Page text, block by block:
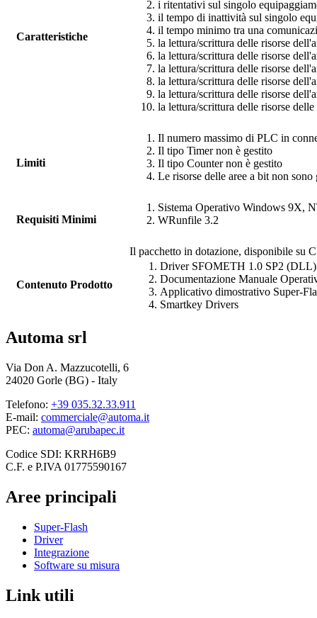
Caratteristiche
i ritentativi sul singolo
il tempo di inattività sul singolo
il tempo minimo tra una
la lettura/scrittura delle risorse
la lettura/scrittura delle risorse
la lettura/scrittura delle risorse
la lettura/scrittura delle risorse
la lettura/scrittura delle risorse
la lettura/scrittura delle risorse
Limiti
Il numero massimo di PLC in
Il tipo Timer non è gestito
Il tipo Counter non è gestito
Le risorse delle aree a bit non sono
Requisiti Minimi
Sistema Operativo Windows 9X,
WRunfile 3.2
Contenuto Prodotto
Il pacchetto in dotazione, disponibile su
Driver SFOMETH 1.0 SP2 (DLL)
Documentazione Manuale
Applicativo dimostrativo Super-
Smartkey Drivers
Automa srl
Via Don A. Mazzucotelli, 6
24020 Gorle (BG) - Italy
Telefono: +39 035.32.33.911
E-mail: commerciale@automa.it
PEC: automa@arubapec.it
Codice SDI: KRRH6B9
C.F. e P.IVA 01775590167
Aree principali
Super-Flash
Driver
Integrazione
Software su misura
Link utili